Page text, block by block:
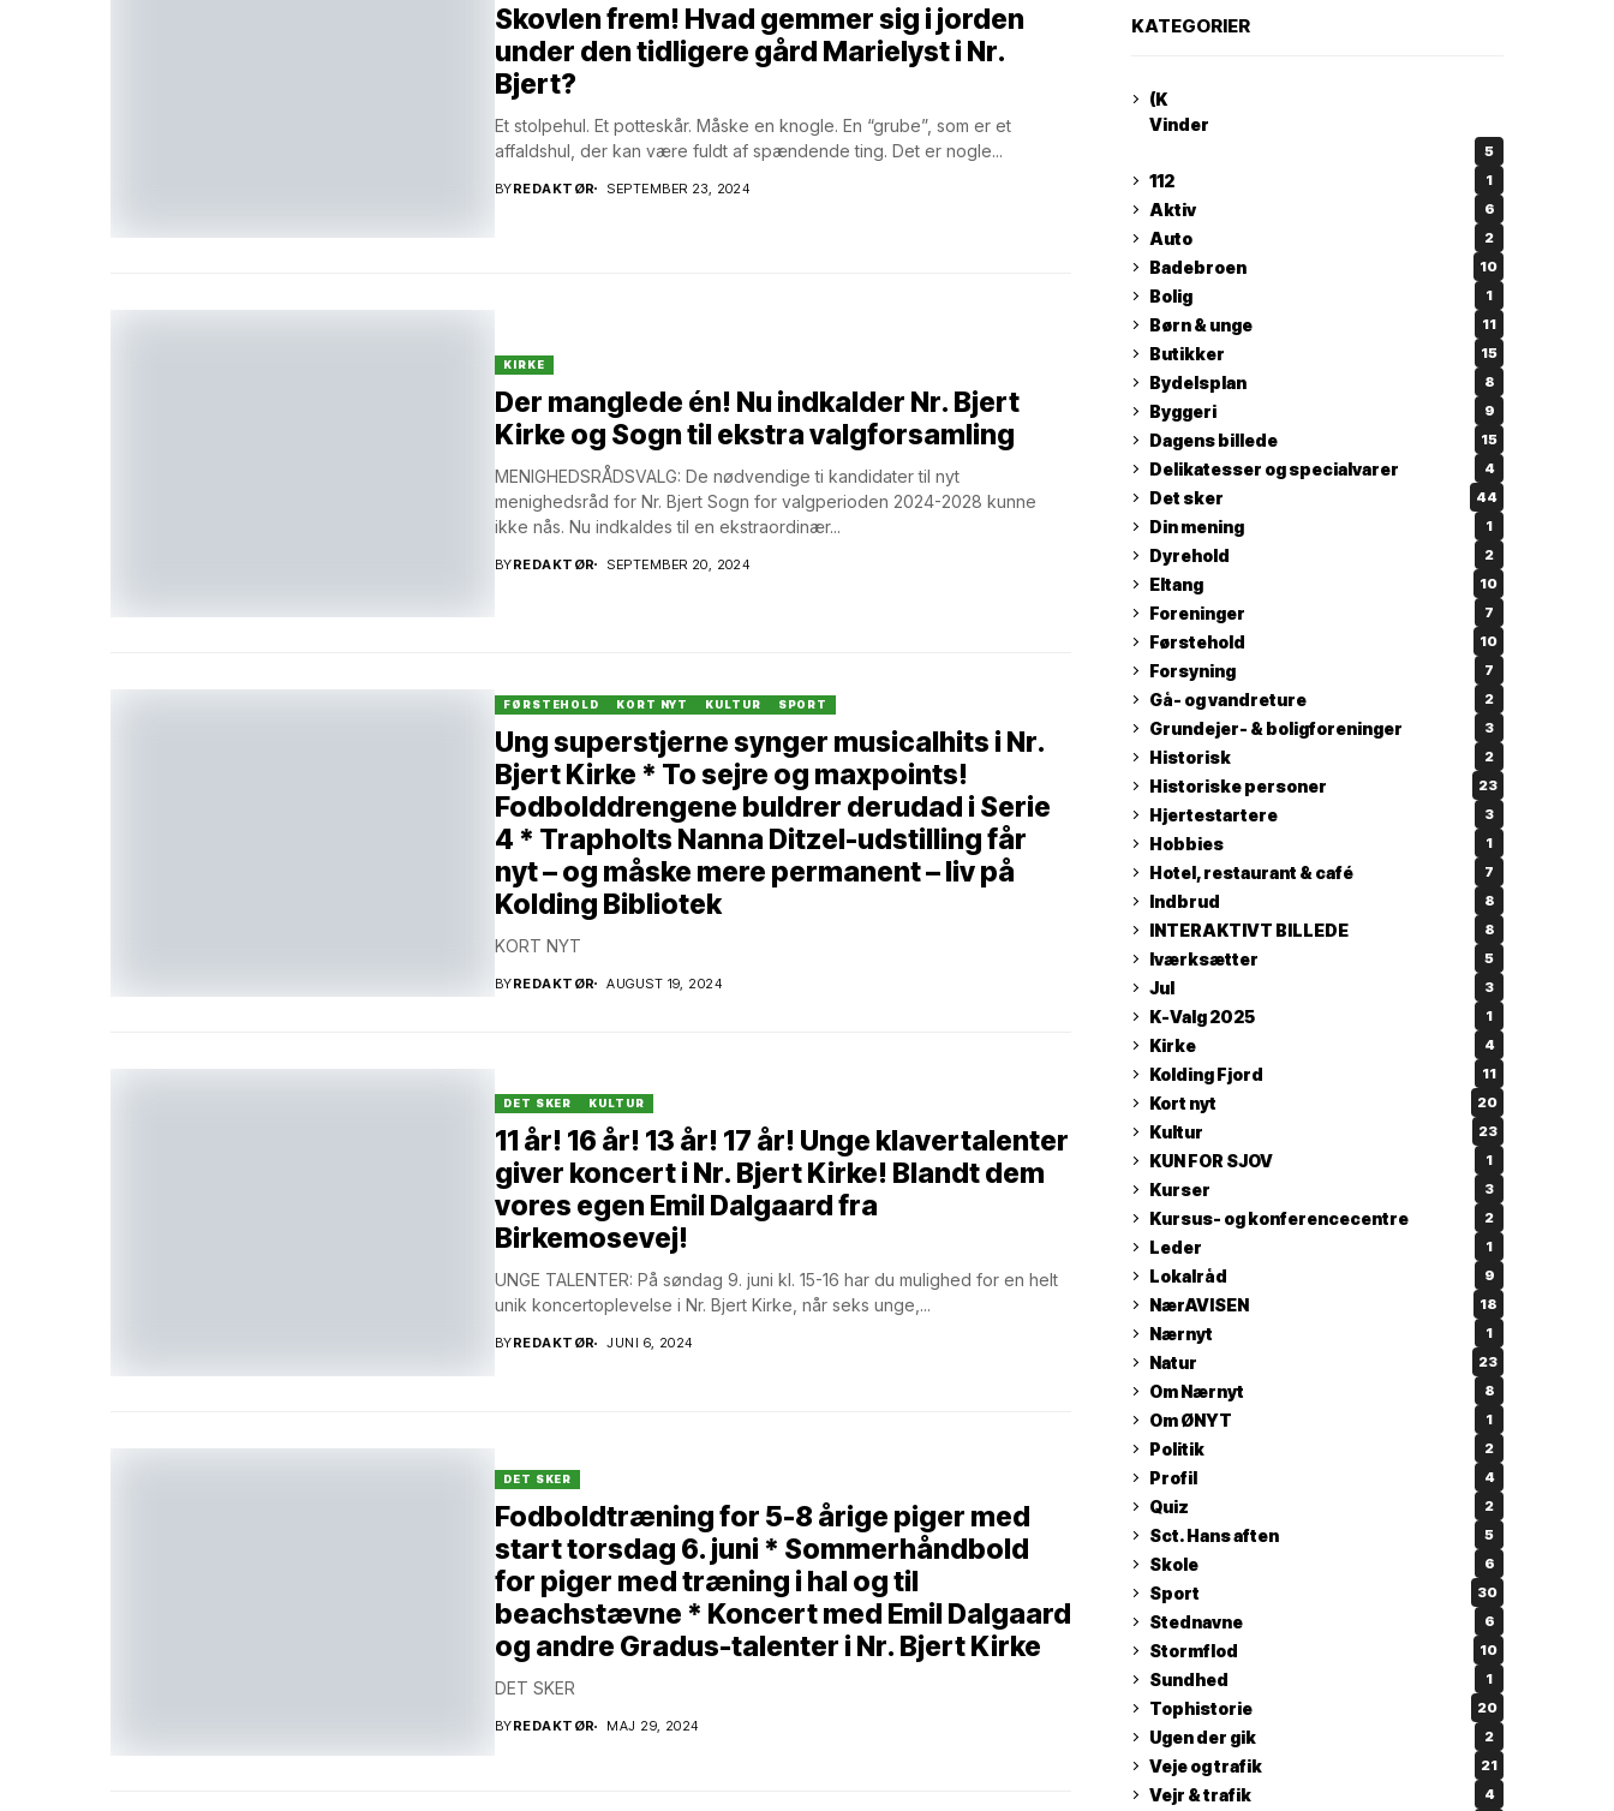
Skovlen frem! Hvad gemmer sig i jorden
under den tidligere gård Marielyst i Nr.
Bjert?
Et stolpehul. Et potteskår. Måske en knogle. En “grube”, som er et
affaldshul, der kan være fuldt af spændende ting. Det er nogle...
BYREDAKTØR SEPTEMBER 23, 2024
KIRKE
Der manglede én! Nu indkalder Nr. Bjert
Kirke og Sogn til ekstra valgforsamling
MENIGHEDSRÅDSVALG: De nødvendige ti kandidater til nyt
menighedsråd for Nr. Bjert Sogn for valgperioden 2024-2028 kunne
ikke nås. Nu indkaldes til en ekstraordinær...
BYREDAKTØR SEPTEMBER 20, 2024
FØRSTEHOLD KORT NYT KULTUR SPORT
Ung superstjerne synger musicalhits i Nr.
Bjert Kirke * To sejre og maxpoints!
Fodbolddrengene buldrer derudad i Serie
4 * Trapholts Nanna Ditzel-udstilling får
nyt – og måske mere permanent – liv på
Kolding Bibliotek
KORT NYT
BYREDAKTØR AUGUST 19, 2024
DET SKER KULTUR
11 år! 16 år! 13 år! 17 år! Unge klavertalenter
giver koncert i Nr. Bjert Kirke! Blandt dem
vores egen Emil Dalgaard fra
Birkemosevej!
UNGE TALENTER: På søndag 9. juni kl. 15-16 har du mulighed for en helt
unik koncertoplevelse i Nr. Bjert Kirke, når seks unge,...
BYREDAKTØR JUNI 6, 2024
DET SKER
Fodboldtræning for 5-8 årige piger med
start torsdag 6. juni * Sommerhåndbold
for piger med træning i hal og til
beachstævne * Koncert med Emil Dalgaard
og andre Gradus-talenter i Nr. Bjert Kirke
DET SKER
BYREDAKTØR MAJ 29, 2024
kunstnerpar repræsenteres
KATEGORIER
(K
Vinder
5
112 1
Aktiv 6
Auto 2
Badebroen 10
Bolig 1
Børn & unge 11
Butikker 15
Bydelsplan 8
Byggeri 9
Dagens billede 15
Delikatesser og specialvarer 4
Det sker 44
Din mening 1
Dyrehold 2
Eltang 10
Foreninger 7
Førstehold 10
Forsyning 7
Gå- og vandreture 2
Grundejer- & boligforeninger 3
Historisk 2
Historiske personer 23
Hjertestartere 3
Hobbies 1
Hotel, restaurant & café 7
Indbrud 8
INTERAKTIVT BILLEDE 8
Iværksætter 5
Jul 3
K-Valg 2025 1
Kirke 4
Kolding Fjord 11
Kort nyt 20
Kultur 23
KUN FOR SJOV 1
Kurser 3
Kursus- og konferencecentre 2
Leder 1
Lokalråd 9
NærAVISEN 18
Nærnyt 1
Natur 23
Om Nærnyt 8
Om ØNYT 1
Politik 2
Profil 4
Quiz 2
Sct. Hans aften 5
Skole 6
Sport 30
Stednavne 6
Stormflod 10
Sundhed 1
Tophistorie 20
Ugen der gik 2
Veje og trafik 21
Vejr & trafik 4